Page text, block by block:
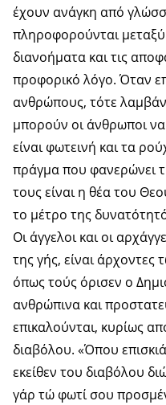
έχουν ανάγκη από
πληροφορούνται
διανοήματα και τις
προφορικό λόγο. Όταν
ανθρώπους, τότε
μπορούν οι άνθρωποι
είναι φωτεινή και τα
πράγμα που φανερώνει
τους είναι η θέα του
το μέτρο της
Οι άγγελοι και οι
της γής, είναι
όπως τούς όρισεν ο
ανθρώπινα και
επικαλούνται, κυρίως
διαβόλου. «Όπου
εκείθεν του διαβόλου
γάρ τώ φωτί σου